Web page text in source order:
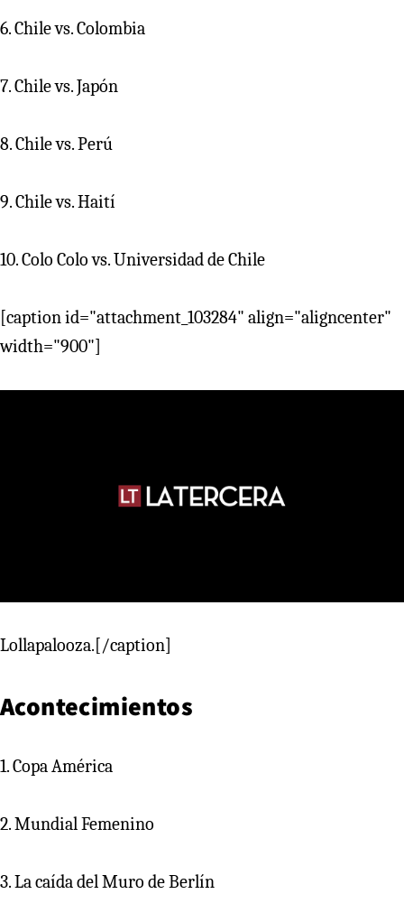
6. Chile vs. Colombia
7. Chile vs. Japón
8. Chile vs. Perú
9. Chile vs. Haití
10. Colo Colo vs. Universidad de Chile
[caption id="attachment_103284" align="aligncenter"
width="900"]
Lollapalooza.[/caption]
Acontecimientos
1. Copa América
2. Mundial Femenino
3. La caída del Muro de Berlín